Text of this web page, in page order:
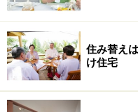
※国土交通省の資料を基
住み替え
け住宅